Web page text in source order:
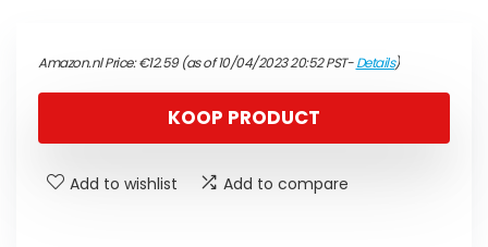
Amazon.nl Price:€12.59(as of 10/04/2023 20:52 PST-Details)
KOOP PRODUCT
Add to wishlist Add to compare